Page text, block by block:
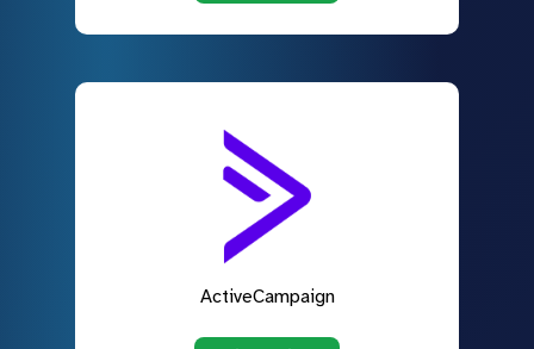
ActiveCampaign